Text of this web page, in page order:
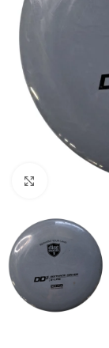
Klikkaa